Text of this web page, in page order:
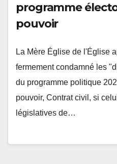
programme
pouvoir
La Mère Église de l'Église
fermement condamné les
du programme politique
pouvoir, Contrat civil, si
législatives de…